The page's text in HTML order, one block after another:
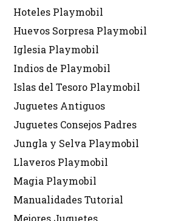
Hoteles Playmobil
Huevos Sorpresa Playmobil
Iglesia Playmobil
Indios de Playmobil
Islas del Tesoro Playmobil
Juguetes Antiguos
Juguetes Consejos Padres
Jungla y Selva Playmobil
Llaveros Playmobil
Magia Playmobil
Manualidades Tutorial
Mejores Juguetes